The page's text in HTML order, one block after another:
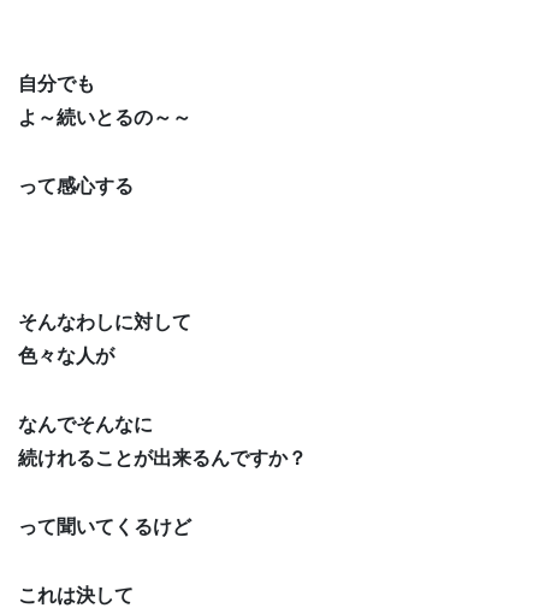
自分でも
よ～続いとるの～～
って感心する
そんなわしに対して
色々な人が
なんでそんなに
続けれることが出来るんですか？
って聞いてくるけど
これは決して